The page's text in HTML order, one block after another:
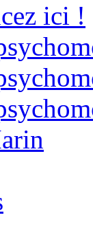
ici !